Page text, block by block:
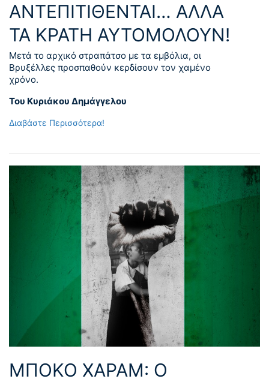
ΑΝΤΕΠΙΤΙΘΕΝΤΑΙ… ΑΛΛΑ
ΤΑ ΚΡΑΤΗ ΑΥΤΟΜΟΛΟΥΝ!
Μετά το αρχικό στραπάτσο με τα εμβόλια, οι
Βρυξέλλες προσπαθούν κερδίσουν τον χαμένο
χρόνο.
Του Κυριάκου Δημάγγελου
Διαβάστε Περισσότερα!
ΜΠΟΚΟ ΧΑΡΑΜ: Ο